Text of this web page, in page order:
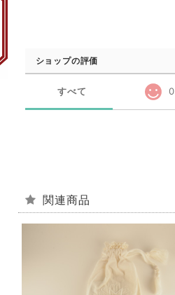
ショップの評価
すべて 0
関連商品